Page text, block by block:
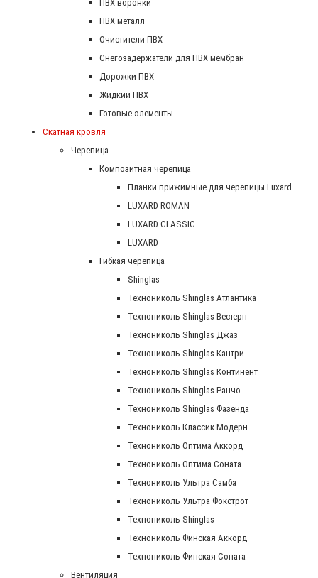
ПВХ воронки
ПВХ металл
Очистители ПВХ
Снегозадержатели для ПВХ мембран
Дорожки ПВХ
Жидкий ПВХ
Готовые элементы
Скатная кровля
Черепица
Композитная черепица
Планки прижимные для черепицы Luxard
LUXARD ROMAN
LUXARD CLASSIC
LUXARD
Гибкая черепица
Shinglas
Технониколь Shinglas Атлантика
Технониколь Shinglas Вестерн
Технониколь Shinglas Джаз
Технониколь Shinglas Кантри
Технониколь Shinglas Континент
Технониколь Shinglas Ранчо
Технониколь Shinglas Фазенда
Технониколь Классик Модерн
Технониколь Оптима Аккорд
Технониколь Оптима Соната
Технониколь Ультра Самба
Технониколь Ультра Фокстрот
Технониколь Shinglas
Технониколь Финская Аккорд
Технониколь Финская Соната
Вентиляция